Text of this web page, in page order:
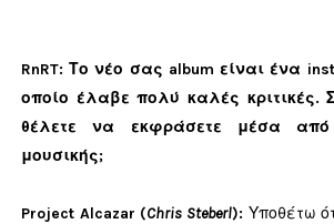
RnRT:Το νέο σας album είναι ένα
οποίο έλαβε πολύ καλές κριτικές.
θέλετε να εκφράσετε μέσα
μουσικής;
Project Alcazar (Chris Steberl): Υποθέτω